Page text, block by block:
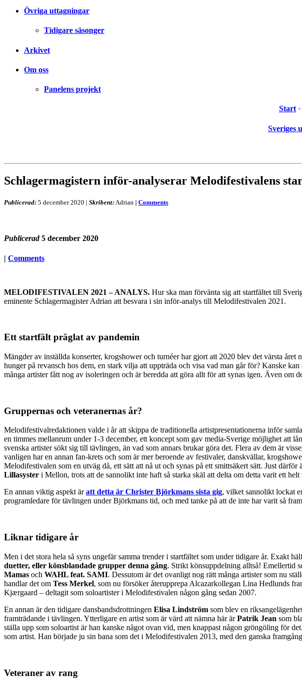
Övriga uttagningar
Tidigare säsonger
Arkivet
Om oss
Panelens projekt
Start •
Sveriges
Schlagermagistern inför-analyserar Melodifestivalens
Publicerad: 5 december 2020 | Skribent:Adrian | Comments
Publicerad 5 december 2020
| Comments
MELODIFESTIVALEN 2021 – ANALYS. Hur ska man förvänta sig att startfältet till
eminente Schlagermagister Adrian att besvara i sin inför-analys till Melodifestivalen 2021.
Ett startfält präglat av pandemin
Mängder av inställda konserter, krogshower och turnéer har gjort att 2020 blev det värsta
hunger på revansch hos dem, en stark vilja att uppträda och visa vad man går för? Kanske
många artister fått nog av isoleringen och är beredda att göra allt för att synas igen. Även om
Gruppernas och veteranernas år?
Melodifestivalredaktionen valde i år att skippa de traditionella artistpresentationerna inför
en timmes mellanrum under 1-3 december, ett koncept som gav media-Sverige möjlighet att
svenska artister sökt sig till tävlingen, än vad som annars brukar göra det. Flera av dem är
vanligen har en annan fan-krets och som är mer beroende av festivaler, danskvällar,
Melodifestivalen som en utväg då, ett sätt att nå ut och synas på ett smittsäkert sätt. Just därför
Lillasyster i Mellon, trots att de sannolikt inte haft så starka skäl att delta om detta varit ett helt
En annan viktig aspekt äratt detta är Christer Björkmans sista gig, vilket sannolikt lockat
programledare för tävlingen under Björkmans tid, och med tanke på att de inte har varit så
Liknar tidigare år
Men i det stora hela så syns ungefär samma trender i startfältet som under tidigare år. Exakt
duetter, eller könsblandade grupper denna gång. Strikt könsuppdelning alltså! Emellertid
Mamas och WAHL feat. SAMI. Dessutom är det ovanligt nog rätt många artister som nu
handlar det om Tess Merkel, som nu försöker återupprepa Alcazarkollegan Lina Hedlunds
Kjærgaard – deltagit som soloartister i Melodifestivalen någon gång sedan 2007.
En annan är den tidigare dansbandsdrottningen Elisa Lindström som blev en
framträdande i tävlingen. Ytterligare en artist som är värd att nämna här ärPatrik Jean som
ställa upp som soloartist är han kanske något ovan vid, men knappast någon gröngöling för
som artist. Han började ju sin bana som det i Melodifestivalen 2013, med den ganska
Veteraner av rang